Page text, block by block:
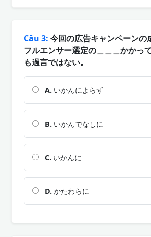
Câu 3: 今回の広告キャンペーンの
フルエンサー選定の＿＿＿かかっ
も過言ではない。
A. いかんによらず
B. いかんでなしに
C. いかんに
D. かたわらに